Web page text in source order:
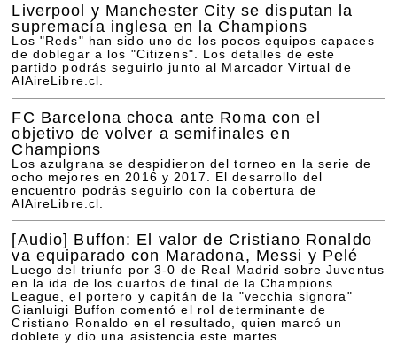
Liverpool y Manchester City se disputan la
supremacía inglesa en la Champions
Los "Reds" han sido uno de los pocos equipos capaces
de doblegar a los "Citizens". Los detalles de este
partido podrás seguirlo junto al Marcador Virtual de
AlAireLibre.cl.
FC Barcelona choca ante Roma con el
objetivo de volver a semifinales en
Champions
Los azulgrana se despidieron del torneo en la serie de
ocho mejores en 2016 y 2017. El desarrollo del
encuentro podrás seguirlo con la cobertura de
AlAireLibre.cl.
[Audio] Buffon: El valor de Cristiano Ronaldo
va equiparado con Maradona, Messi y Pelé
Luego del triunfo por 3-0 de Real Madrid sobre Juventus
en la ida de los cuartos de final de la Champions
League, el portero y capitán de la "vecchia signora"
Gianluigi Buffon comentó el rol determinante de
Cristiano Ronaldo en el resultado, quien marcó un
doblete y dio una asistencia este martes.